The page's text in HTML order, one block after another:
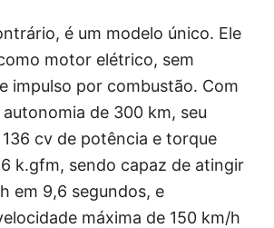
é um modelo único. Ele
motor elétrico, sem
impulso por combustão. Com
de 300 km, seu
cv de potência e torque
k.gfm, sendo capaz de atingir
em 9,6 segundos, e
máxima de 150 km/h